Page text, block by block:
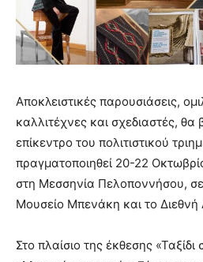
Αποκλειστικές παρουσιάσεις,
καλλιτέχνες και σχεδιαστές, θα
επίκεντρο του πολιτιστικού
πραγματοποιηθεί 20-22
στη Μεσσηνία Πελοποννήσου,
Μουσείο Μπενάκη και το
Στο πλαίσιο της έκθεσης «Ταξίδι